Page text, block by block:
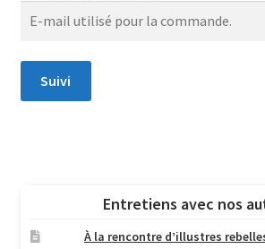
Newsletter
Panier
Politique de confidentialité et cookies
Suivi de la Commande
Suivi
Entretiens avec nos
À la rencontre d’illustres